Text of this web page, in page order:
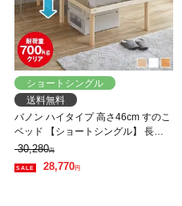
ショートシングル
送料無料
バノン ハイタイプ 高さ46cm すのこ
ベッド 【ショートシングル】 長さ
180cm 木製 三つ折りウレタンマッ
トレス付き 耐荷重350kg 組立簡単
低ホルムアルデヒド
30,280円
28,770円